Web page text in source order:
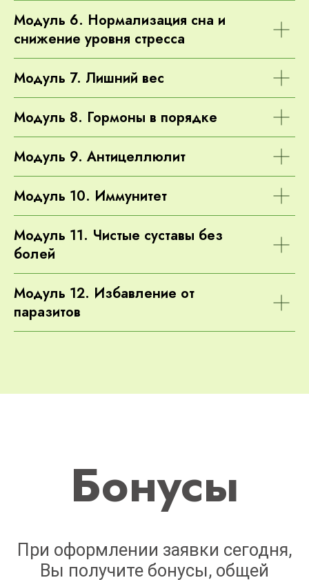
Модуль 6. Нормализация сна и
снижение уровня стресса
Модуль 7. Лишний вес
Модуль 8. Гормоны в порядке
Модуль 9. Антицеллюлит
Модуль 10. Иммунитет
Модуль 11. Чистые суставы без
болей
Модуль 12. Избавление от
паразитов